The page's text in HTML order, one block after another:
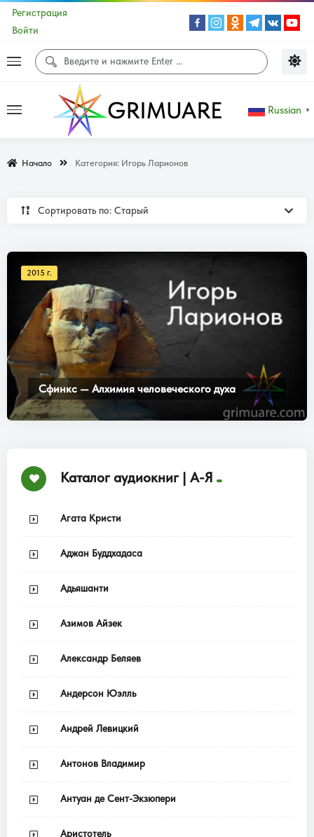
Регистрация
Войти
Russian ▼
Начало Категория: Игорь Ларионов
Сортировать по: Cтарый
2015 г.
Сфинкс — Алхимия человеческого духа
Каталог аудиокниг | А-Я
Агата Кристи
Аджан Буддхадаса
Адьяшанти
Азимов Айзек
Александр Беляев
Андерсон Юэлль
Андрей Левицкий
Антонов Владимир
Антуан де Сент-Экзюпери
Аристотель